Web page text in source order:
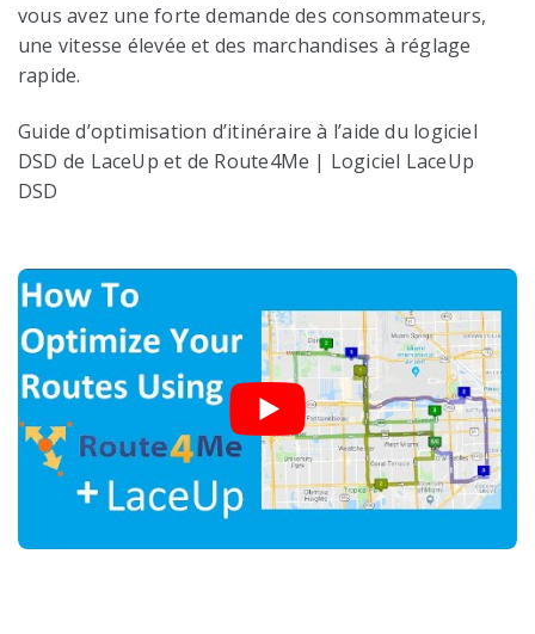
vous avez une forte demande des consommateurs,
une vitesse élevée et des marchandises à réglage
rapide.
Guide d’optimisation d’itinéraire à l’aide du logiciel
DSD de LaceUp et de Route4Me | Logiciel LaceUp
DSD